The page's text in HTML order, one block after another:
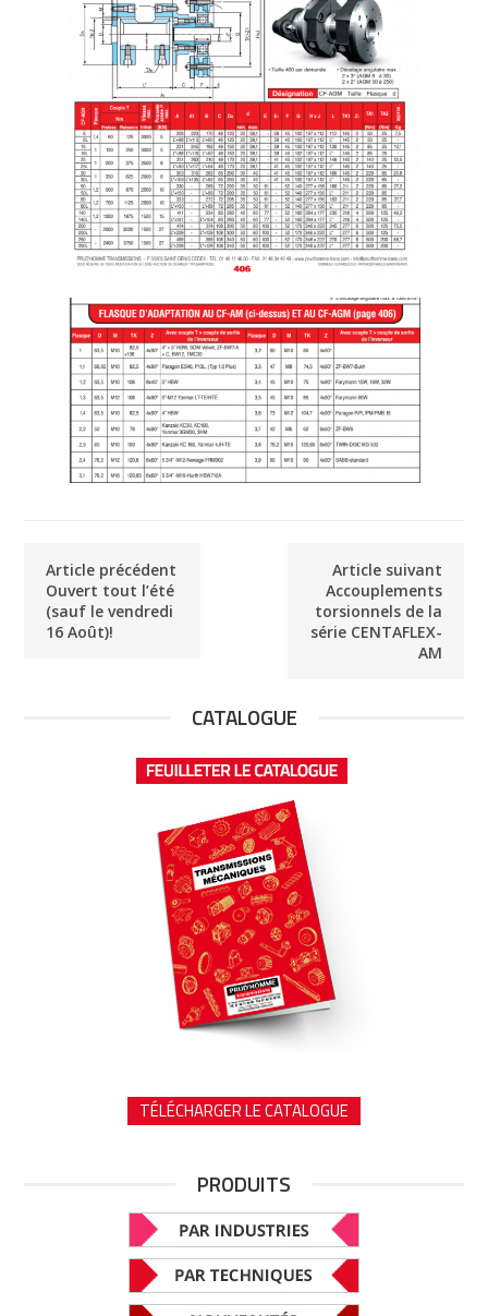
Article précédent
Ouvert tout l’été
(sauf le vendredi
16 Août)!
Article suivant
Accouplements
torsionnels de la
série CENTAFLEX-
AM
CATALOGUE
TÉLÉCHARGER LE CATALOGUE
PRODUITS